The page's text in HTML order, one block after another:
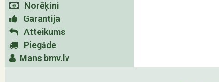
Norēķini
Garantija
Atteikums
Piegāde
Mans bmv.lv